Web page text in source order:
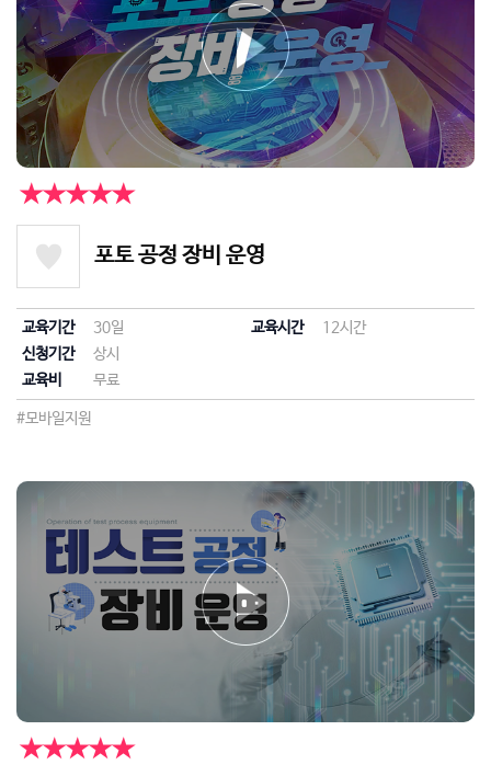
★★★★★
포토 공정 장비 운영
교육기간 30일 교육시간
12시간
신청기간
상시
교육비
무료
#모바일지원
★★★★★